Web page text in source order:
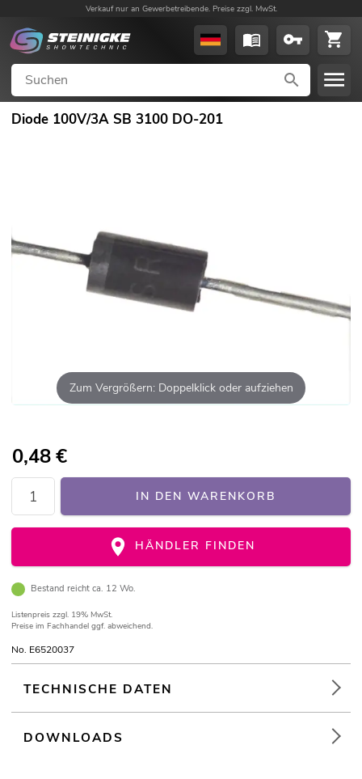
Verkauf nur an Gewerbetreibende. Preise zzgl. MwSt.
Diode 100V/3A SB 3100 DO-201
Zum Vergrößern: Doppelklick oder aufziehen
0,48€
IN DEN WARENKORB
HÄNDLER FINDEN
Bestand reicht ca. 12 Wo.
Listenpreis zzgl. 19% MwSt.
Preise im Fachhandel ggf. abweichend.
No. E6520037
TECHNISCHE DATEN
DOWNLOADS